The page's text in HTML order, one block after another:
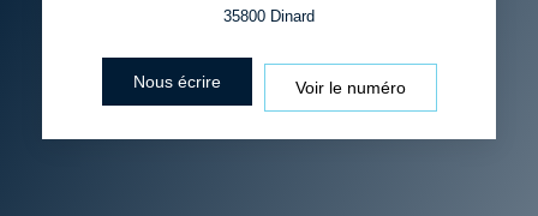
35800 Dinard
Nous écrire Voir le numéro